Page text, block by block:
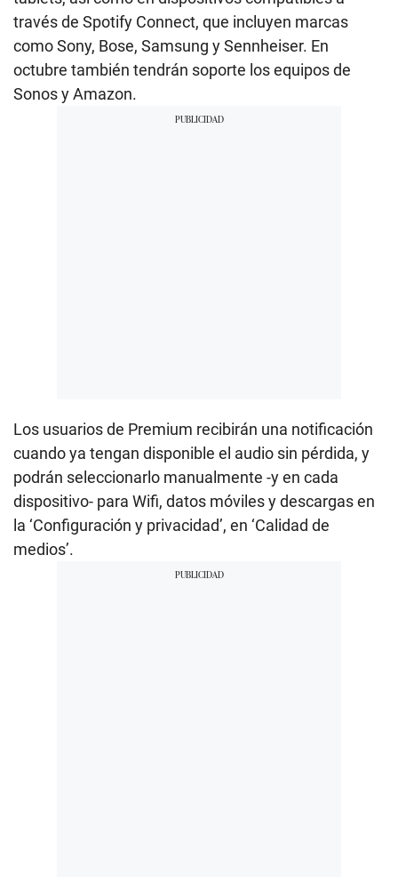
través de Spotify Connect, que incluyen marcas
como Sony, Bose, Samsung y Sennheiser. En
octubre también tendrán soporte los equipos de
Sonos y Amazon.
Los usuarios de Premium recibirán una notificación
cuando ya tengan disponible el audio sin pérdida, y
podrán seleccionarlo manualmente -y en cada
dispositivo- para Wifi, datos móviles y descargas en
la ‘Configuración y privacidad’, en ‘Calidad de
medios’.